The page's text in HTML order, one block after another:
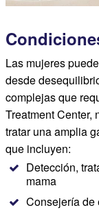
Las mujeres
desde
complejas que
Treatment Center,
tratar una amplia
que incluyen:
Detección,
mama
Consejería de